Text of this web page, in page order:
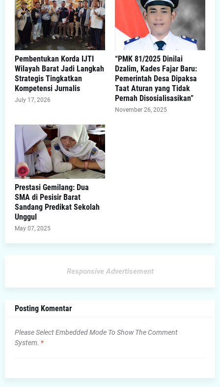
Pembentukan Korda IJTI
Wilayah Barat Jadi Langkah
Strategis Tingkatkan
Kompetensi Jurnalis
July 17, 2026
“PMK 81/2025 Dinilai
Dzalim, Kades Fajar Baru:
Pemerintah Desa Dipaksa
Taat Aturan yang Tidak
Pernah Disosialisasikan”
November 26, 2025
Prestasi Gemilang: Dua
SMA di Pesisir Barat
Sandang Predikat Sekolah
Unggul
May 07, 2025
Responsive Advertisement
Posting Komentar
Please Select Embedded Mode To Show The Comment
System. *